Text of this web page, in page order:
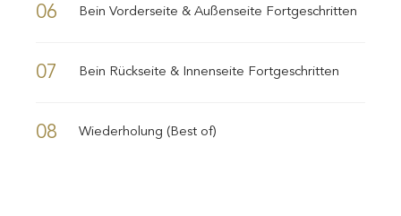
06 Bein Vorderseite & Außenseite Fortgeschritten
07 Bein Rückseite & Innenseite Fortgeschritten
08 Wiederholung (Best of)